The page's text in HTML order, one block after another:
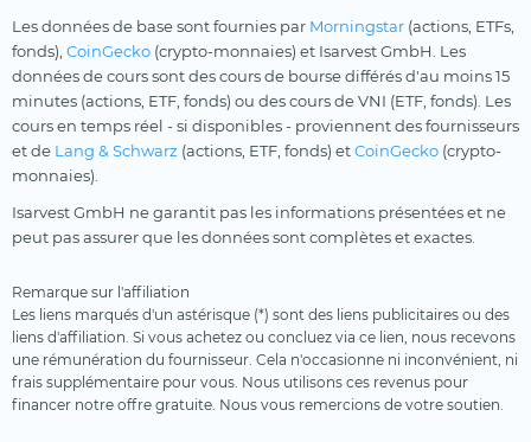
Les données de base sont fournies par Morningstar (actions, ETFs,
fonds), CoinGecko (crypto-monnaies) et Isarvest GmbH. Les
données de cours sont des cours de bourse différés d'au moins 15
minutes (actions, ETF, fonds) ou des cours de VNI (ETF, fonds). Les
cours en temps réel - si disponibles - proviennent des fournisseurs
et de Lang & Schwarz (actions, ETF, fonds) etCoinGecko (crypto-
monnaies).
Isarvest GmbH ne garantit pas les informations présentées et ne
peut pas assurer que les données sont complètes et exactes.
Remarque sur l'affiliation
Les liens marqués d'un astérisque (*) sont des liens publicitaires ou des
liens d'affiliation. Si vous achetez ou concluez via ce lien, nous recevons
une rémunération du fournisseur. Cela n'occasionne ni inconvénient, ni
frais supplémentaire pour vous. Nous utilisons ces revenus pour
financer notre offre gratuite. Nous vous remercions de votre soutien.